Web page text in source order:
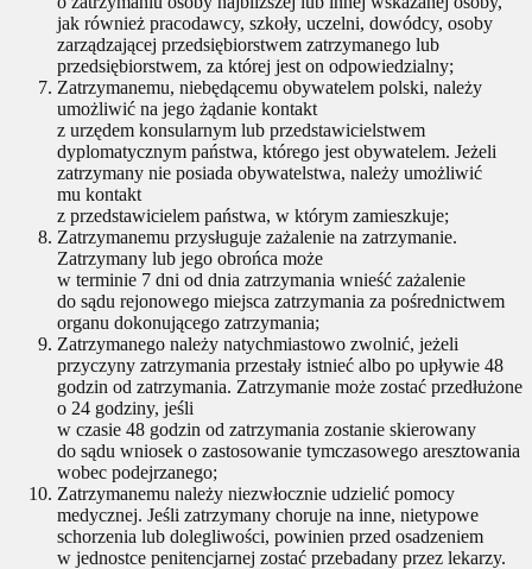
jak również pracodawcy, szkoły, uczelni, dowódcy, osoby
zarządzającej przedsiębiorstwem zatrzymanego lub
przedsiębiorstwem, za której jest on odpowiedzialny;
Zatrzymanemu, niebędącemu obywatelem polski, należy
umożliwić na jego żądanie kontakt
z urzędem konsularnym lub przedstawicielstwem
dyplomatycznym państwa, którego jest obywatelem. Jeżeli
zatrzymany nie posiada obywatelstwa, należy umożliwić
mu kontakt
z przedstawicielem państwa, w którym zamieszkuje;
Zatrzymanemu przysługuje zażalenie na zatrzymanie.
Zatrzymany lub jego obrońca może
w terminie 7 dni od dnia zatrzymania wnieść zażalenie
do sądu rejonowego miejsca zatrzymania za pośrednictwem
organu dokonującego zatrzymania;
Zatrzymanego należy natychmiastowo zwolnić, jeżeli
przyczyny zatrzymania przestały istnieć albo po upływie 48
godzin od zatrzymania. Zatrzymanie może zostać przedłużone
o 24 godziny, jeśli
w czasie 48 godzin od zatrzymania zostanie skierowany
do sądu wniosek o zastosowanie tymczasowego aresztowania
wobec podejrzanego;
Zatrzymanemu należy niezwłocznie udzielić pomocy
medycznej. Jeśli zatrzymany choruje na inne, nietypowe
schorzenia lub dolegliwości, powinien przed osadzeniem
w jednostce penitencjarnej zostać przebadany przez lekarzy.